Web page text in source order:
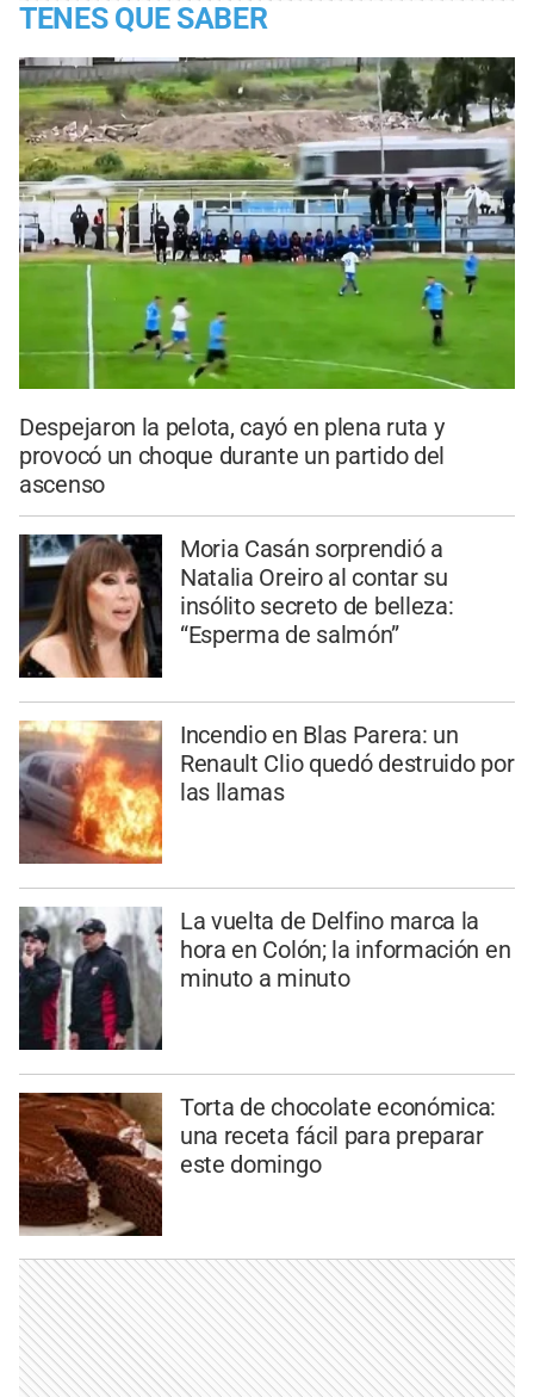
TENES QUE SABER
Despejaron la pelota, cayó en plena ruta y
provocó un choque durante un partido del
ascenso
Moria Casán sorprendió a
Natalia Oreiro al contar su
insólito secreto de belleza:
“Esperma de salmón”
Incendio en Blas Parera: un
Renault Clio quedó destruido por
las llamas
La vuelta de Delfino marca la
hora en Colón; la información en
minuto a minuto
Torta de chocolate económica:
una receta fácil para preparar
este domingo